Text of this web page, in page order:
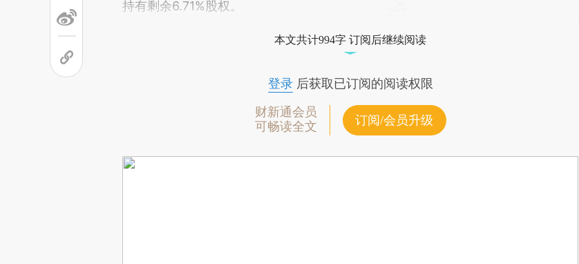
持有剩余6.71%股权。
本文共计994字 订阅后继续阅读
登录后获取已订阅的阅读权限
财新通会员
可畅读全文
订阅/会员升级